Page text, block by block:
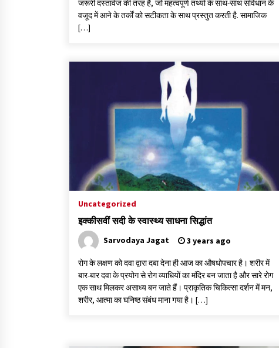
जरूरी दस्तावेज की तरह है, जो महत्वपूर्ण तथ्यों के साथ-साथ संविधान के
वजूद में आने के तर्कों को सटीकता के साथ प्रस्तुत करती है. सामाजिक
[…]
Uncategorized
इक्कीसवीं सदी के स्वास्थ्य साधना सिद्धांत
Sarvodaya Jagat 3 years ago
रोग के लक्षण को दवा द्वारा दबा देना ही आज का औषधोपचार है। शरीर में
बार-बार दवा के प्रयोग से रोग व्याधियों का मंदिर बन जाता है और सारे रोग
एक साथ मिलकर असाध्य बन जाते हैं। प्राकृतिक चिकित्सा दर्शन में मन,
शरीर, आत्मा का घनिष्ठ संबंध माना गया है। […]